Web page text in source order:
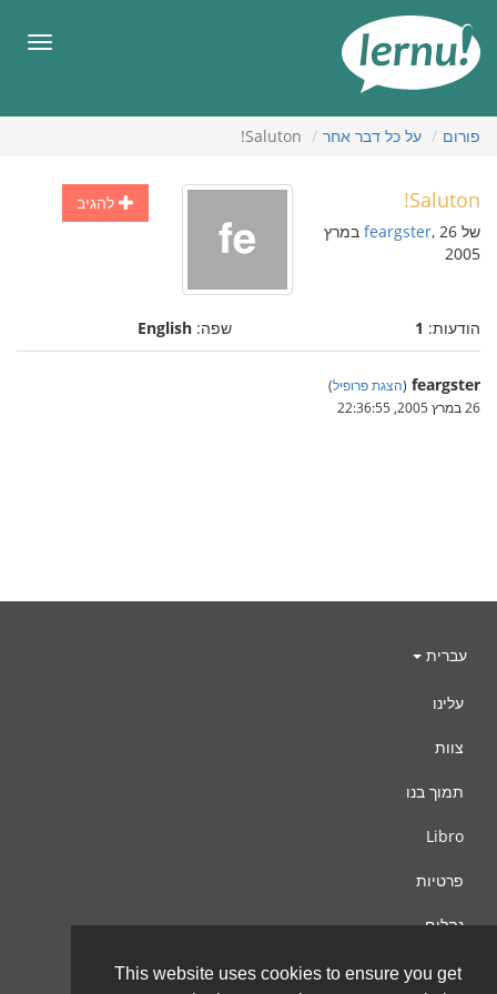
This website uses cookies to ensure you get
העניינים
פורום על כל דבר אחר Saluton!
להגיב Saluton!
של feargster , 26 במרץ
2005
הודעות: 1 שפה: English
feargster
(הצגת פרופיל)
26 במרץ 2005, 22:36:55
עברית
עלינו
צוות
תמוך בנו
Libro
פרטיות
נהלים
צור קשר